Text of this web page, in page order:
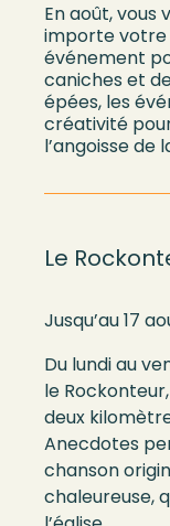
En août, vous
importe votre
événement
caniches et
épées, les
créativité
l’angoisse de
Le
Jusqu’au 17
Du lundi au
le
deux
Anecdotes
chanson
chaleureuse,